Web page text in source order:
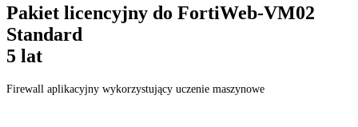
Pakiet licencyjny do FortiWeb-VM02
Standard
5 lat
Firewall aplikacyjny wykorzystujący uczenie maszynowe